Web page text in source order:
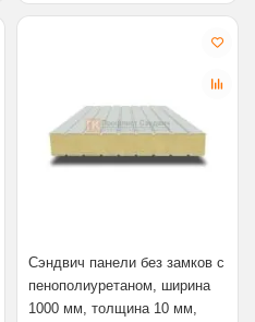
Сэндвич панели без замков с
пенополиуретаном, ширина
1000 мм, толщина 10 мм,